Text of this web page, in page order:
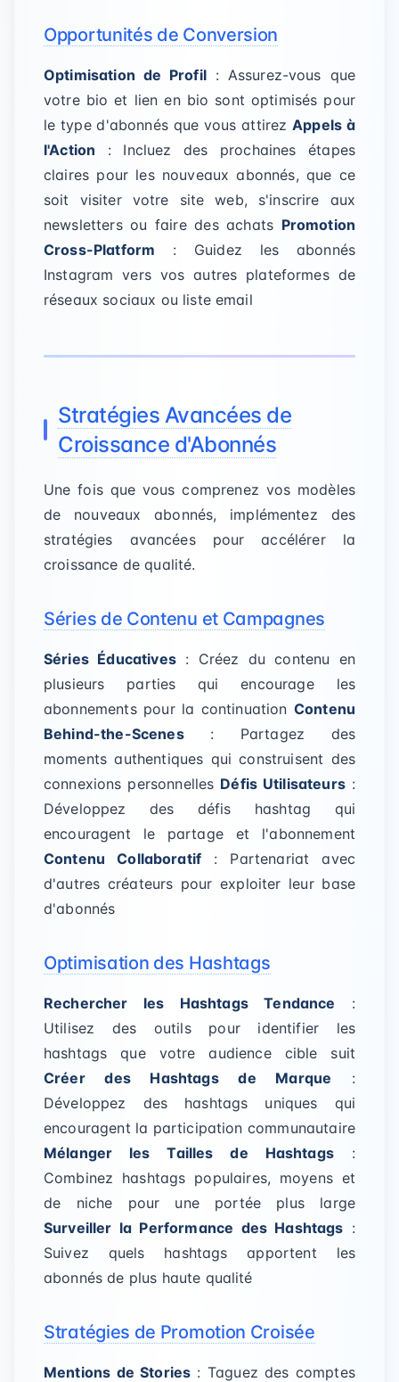
Opportunités de Conversion
Optimisation de Profil: Assurez-vous que
votre bio et lien en bio sont optimisés pour
le type d'abonnés que vous attirezAppels à
l'Action : Incluez des prochaines étapes
claires pour les nouveaux abonnés, que ce
soit visiter votre site web, s'inscrire aux
newsletters ou faire des achats Promotion
Cross-Platform : Guidez les abonnés
Instagram vers vos autres plateformes de
réseaux sociaux ou liste email
Stratégies Avancées de
Croissance d'Abonnés
Une fois que vous comprenez vos modèles
de nouveaux abonnés, implémentez des
stratégies avancées pour accélérer la
croissance de qualité.
Séries de Contenu et Campagnes
Séries Éducatives: Créez du contenu en
plusieurs parties qui encourage les
abonnements pour la continuation Contenu
Behind-the-Scenes: Partagez des
moments authentiques qui construisent des
connexions personnelles Défis Utilisateurs:
Développez des défis hashtag qui
encouragent le partage et l'abonnement
Contenu Collaboratif : Partenariat avec
d'autres créateurs pour exploiter leur base
d'abonnés
Optimisation des Hashtags
Rechercher les Hashtags Tendance :
Utilisez des outils pour identifier les
hashtags que votre audience cible suit
Créer des Hashtags de Marque :
Développez des hashtags uniques qui
encouragent la participation communautaire
Mélanger les Tailles de Hashtags:
Combinez hashtags populaires, moyens et
de niche pour une portée plus large
Surveiller la Performance des Hashtags :
Suivez quels hashtags apportent les
abonnés de plus haute qualité
Stratégies de Promotion Croisée
Mentions de Stories : Taguez des comptes